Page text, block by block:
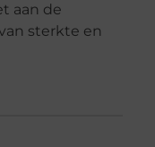
aan de
sterkte en